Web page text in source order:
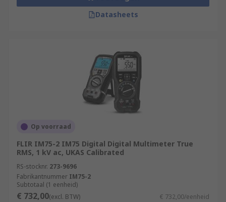
Datasheets
Op voorraad
FLIR IM75-2 IM75 Digital Digital Multimeter True
RMS, 1 kV ac, UKAS Calibrated
RS-stocknr. 273-9696
Fabrikantnummer IM75-2
Subtotaal (1 eenheid)
€ 732,00(excl. BTW) € 732,00/eenheid